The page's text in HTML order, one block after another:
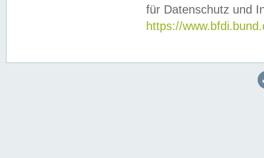
für Datenschutz und
https://